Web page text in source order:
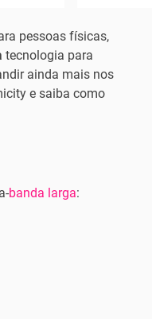
pessoas físicas,
tecnologia para
ainda mais nos
e saiba como
banda larga: